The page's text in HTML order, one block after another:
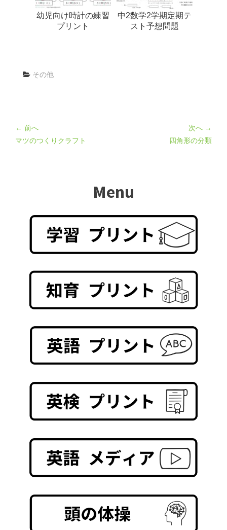
幼児向け時計の練習
プリント
中2数学2学期定期テ
スト予想問題
その他
← 前へ
マツのつくりクラフト
次へ →
四角形の分類
Menu